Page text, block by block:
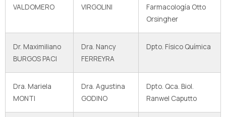
VALDOMERO
VIRGOLINI
Farmacología Otto
Orsingher
Dr. Maximiliano
BURGOS PACI
Dra. Nancy
FERREYRA
Dpto. Físico Química
Dra. Mariela
MONTI
Dra. Agustina
GODINO
Dpto. Qca. Biol.
Ranwel Caputto